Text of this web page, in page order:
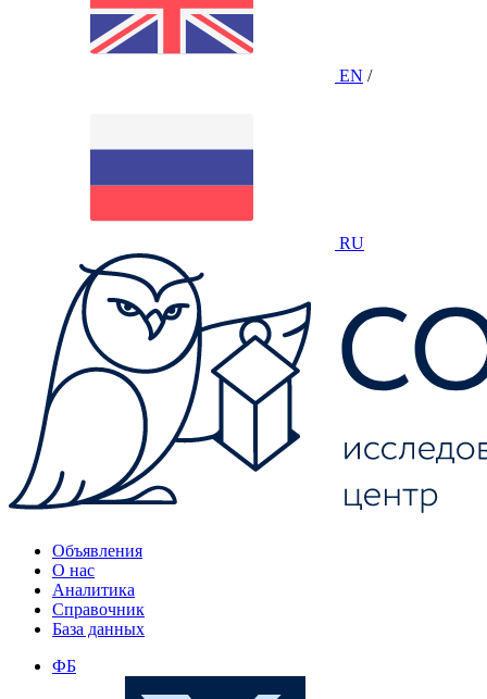
EN /
RU
Объявления
О нас
Аналитика
Справочник
База данных
ФБ